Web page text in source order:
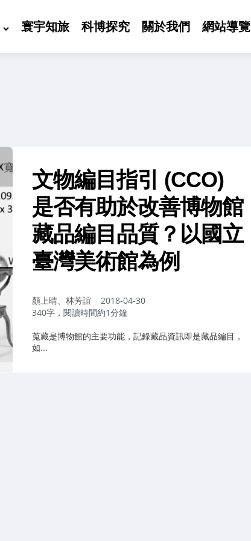
寰宇知旅 科博探究 關於我們 網站導覽
文物編目指引 (CCO)
是否有助於改善博物館
藏品編目品質？以國立
臺灣美術館為例
作
者：
顏上晴、林芳誼
2018-04-30
340字，閱讀時間約1分鐘
蒐藏是博物館的主要功能，記錄藏品資訊即是藏品編目，
如...